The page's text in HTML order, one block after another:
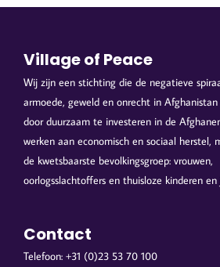
Village of Peace
Wij zijn een stichting die de negatieve
armoede, geweld en onrecht in Afghanistan
door duurzaam te investeren in de
werken aan economisch en sociaal herstel,
de kwetsbaarste bevolkingsgroep: vrouwen,
oorlogsslachtoffers en thuisloze kinderen en
Contact
Telefoon: +31 (0)23 53 70 100